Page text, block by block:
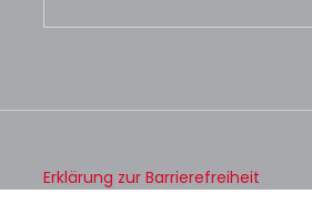
Erklärung zur Barrierefreiheit